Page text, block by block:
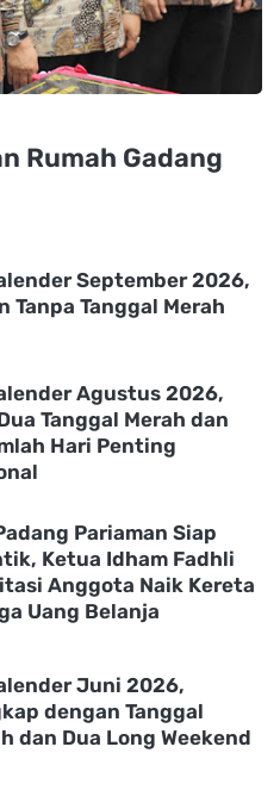
Rumah Gadang
September 2026,
Tanpa Tanggal Merah
Agustus 2026,
Tanggal Merah dan
Hari Penting
Pariaman Siap
Ketua Idham Fadhli
Anggota Naik Kereta
Uang Belanja
Juni 2026,
dengan Tanggal
dan Dua Long Weekend